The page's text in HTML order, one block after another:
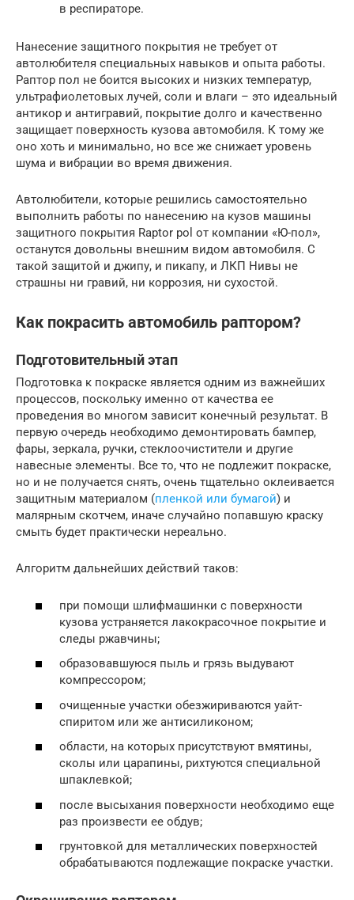
в респираторе.
Нанесение защитного покрытия не требует от
автолюбителя специальных навыков и опыта работы.
Раптор пол не боится высоких и низких температур,
ультрафиолетовых лучей, соли и влаги – это идеальный
антикор и антигравий, покрытие долго и качественно
защищает поверхность кузова автомобиля. К тому же
оно хоть и минимально, но все же снижает уровень
шума и вибрации во время движения.
Автолюбители, которые решились самостоятельно
выполнить работы по нанесению на кузов машины
защитного покрытия Raptor pol от компании «Ю-пол»,
останутся довольны внешним видом автомобиля. С
такой защитой и джипу, и пикапу, и ЛКП Нивы не
страшны ни гравий, ни коррозия, ни сухостой.
Как покрасить автомобиль раптором?
Подготовительный этап
Подготовка к покраске является одним из важнейших
процессов, поскольку именно от качества ее
проведения во многом зависит конечный результат. В
первую очередь необходимо демонтировать бампер,
фары, зеркала, ручки, стеклоочистители и другие
навесные элементы. Все то, что не подлежит покраске,
но и не получается снять, очень тщательно оклеивается
защитным материалом (пленкой или бумагой) и
малярным скотчем, иначе случайно попавшую краску
смыть будет практически нереально.
Алгоритм дальнейших действий таков:
при помощи шлифмашинки с поверхности
кузова устраняется лакокрасочное покрытие и
следы ржавчины;
образовавшуюся пыль и грязь выдувают
компрессором;
очищенные участки обезжириваются уайт-
спиритом или же антисиликоном;
области, на которых присутствуют вмятины,
сколы или царапины, рихтуются специальной
шпаклевкой;
после высыхания поверхности необходимо еще
раз произвести ее обдув;
грунтовкой для металлических поверхностей
обрабатываются подлежащие покраске участки.